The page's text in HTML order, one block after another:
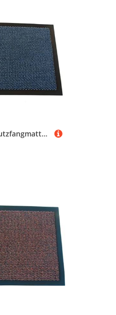
Magic Mats Schmutzfangmatte Türmatte Bern Farbe Blau ca. 90 x 300 cm